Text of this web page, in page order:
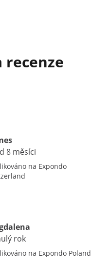
recenze
8 měsíci
na Expondo
rok
na Expondo Poland